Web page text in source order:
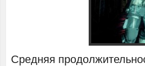
Средняя